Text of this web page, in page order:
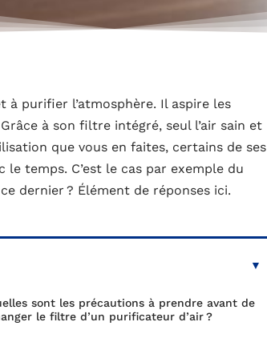
purifier l’atmosphère. Il aspire les
à son filtre intégré, seul l’air sain et
que vous en faites, certains de ses
temps. C’est le cas par exemple du
dernier ? Élément de réponses ici.
sont les précautions à prendre avant de
le filtre d’un purificateur d’air ?